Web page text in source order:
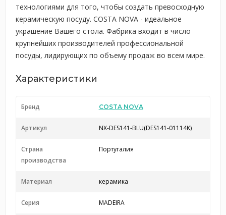
технологиями для того, чтобы создать превосходную
керамическую посуду. COSTA NOVA - идеальное
украшение Вашего стола. Фабрика входит в число
крупнейших производителей профессиональной
посуды, лидирующих по объему продаж во всем мире.
Характеристики
Бренд COSTA NOVA
Артикул NX-DES141-BLU(DES141-01114K)
Страна
производства
Португалия
Материал керамика
Серия MADEIRA